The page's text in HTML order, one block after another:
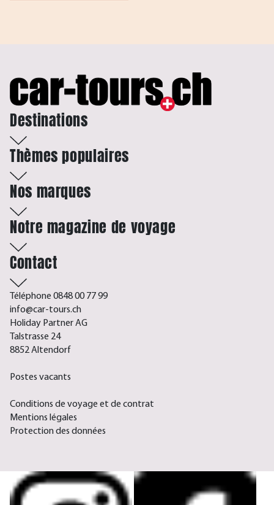
Destinations
Thèmes populaires
Nos marques
Notre magazine de voyage
Contact
Téléphone 0848 00 77 99
info@car-tours.ch
Holiday Partner AG
Talstrasse 24
8852 Altendorf
Postes vacants
Conditions de voyage et de contrat
Mentions légales
Protection des données